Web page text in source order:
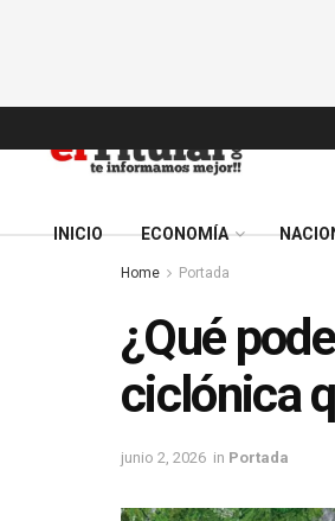
INICIO ECONOMÍA
Home Portada
¿Qué
ciclónica
junio 2, 2026 in Portada